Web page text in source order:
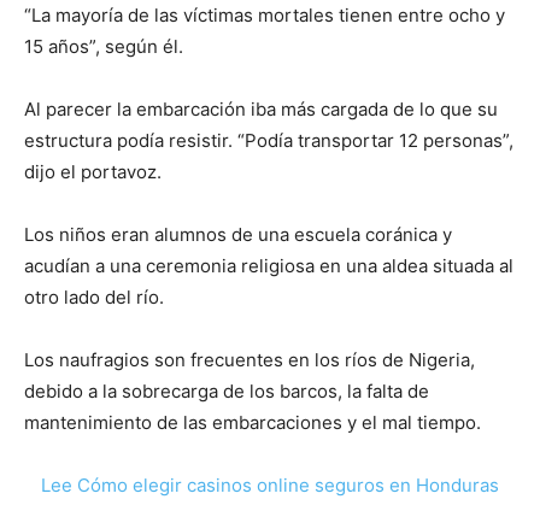
“La mayoría de las víctimas mortales tienen entre ocho y
15 años”, según él.
Al parecer la embarcación iba más cargada de lo que su
estructura podía resistir. “Podía transportar 12 personas”,
dijo el portavoz.
Los niños eran alumnos de una escuela coránica y
acudían a una ceremonia religiosa en una aldea situada al
otro lado del río.
Los naufragios son frecuentes en los ríos de Nigeria,
debido a la sobrecarga de los barcos, la falta de
mantenimiento de las embarcaciones y el mal tiempo.
Lee Cómo elegir casinos online seguros en Honduras